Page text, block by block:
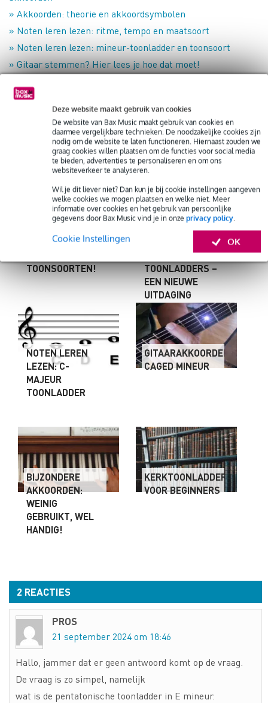
Deze website maakt gebruik van cookies
De website van Bax Music maakt gebruik van cookies en
daarmee vergelijkbare technieken. De noodzakelijke cookies zijn
nodig om de website te laten functioneren. Hiernaast zouden we
graag cookies willen plaatsen om de functies voor social media
te bieden, advertenties te personaliseren en om ons
websiteverkeer te analyseren.
Wil je dit liever niet? Dan kun je bij cookie instellingen aangeven
welke cookies we mogen plaatsen en welke niet. Meer
informatie over cookies en het gebruik van persoonlijke
gegevens door Bax Music vind je in onze privacy policy.
OK
Cookie Instellingen
» Akkoorden: theorie en akkoordsymbolen
» Noten leren lezen: ritme, tempo en maatsoort
» Noten leren lezen: mineur-toonladder en toonsoort
» Gitaar stemmen? Hier lees je hoe dat moet!
» Gitaartabs leren lezen
FacebookWhatsApp
X EmailDelen
– LEER HEM HIER
TOONSOORTEN!
OCTOTONISCHE
GEALTEREERDE
TOONLADDERS –
EEN NIEUWE
UITDAGING
NOTEN LEREN
LEZEN: C-
MAJEUR
TOONLADDER
GITAARAKKOORDEN:
CAGED MINEUR
BIJZONDERE
AKKOORDEN:
WEINIG
GEBRUIKT, WEL
HANDIG!
KERKTOONLADDERS
VOOR BEGINNERS
2 REACTIES
PROS
21 september 2024 om 18:46
Hallo, jammer dat er geen antwoord komt op de vraag.
De vraag is zo simpel, namelijk
wat is de pentatonische toonladder in E mineur.